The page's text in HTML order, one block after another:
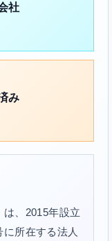
社
み
、2015年設立
所在する法人